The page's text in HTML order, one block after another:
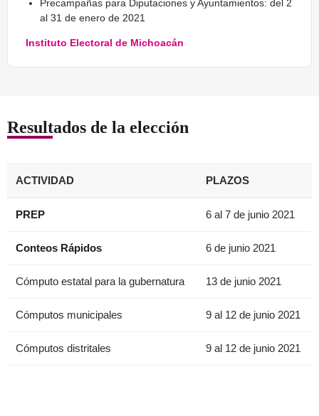
Precampañas para Diputaciones y Ayuntamientos: del 2
al 31 de enero de 2021
Instituto Electoral de Michoacán
Resultados de la elección
ACTIVIDAD PLAZOS
PREP 6 al 7 de junio 2021
Conteos Rápidos 6 de junio 2021
Cómputo estatal para la gubernatura 13 de junio 2021
Cómputos municipales 9 al 12 de junio 2021
Cómputos distritales 9 al 12 de junio 2021